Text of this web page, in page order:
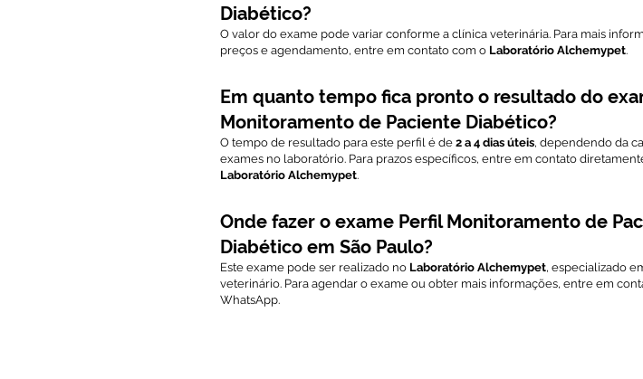
Diabético?
O valor do exame pode variar conforme a clínica veterinária. Para mais
preços e agendamento, entre em contato com o Laboratório Alchemypet.
Em quanto tempo fica pronto o resultado do
Monitoramento de Paciente Diabético?
O tempo de resultado para este perfil é de 2 a 4 dias úteis, dependendo da
exames no laboratório. Para prazos específicos, entre em contato
Laboratório Alchemypet.
Onde fazer o exame Perfil Monitoramento de
Diabético em São Paulo?
Este exame pode ser realizado no Laboratório Alchemypet, especializado
veterinário. Para agendar o exame ou obter mais informações, entre em
WhatsApp.